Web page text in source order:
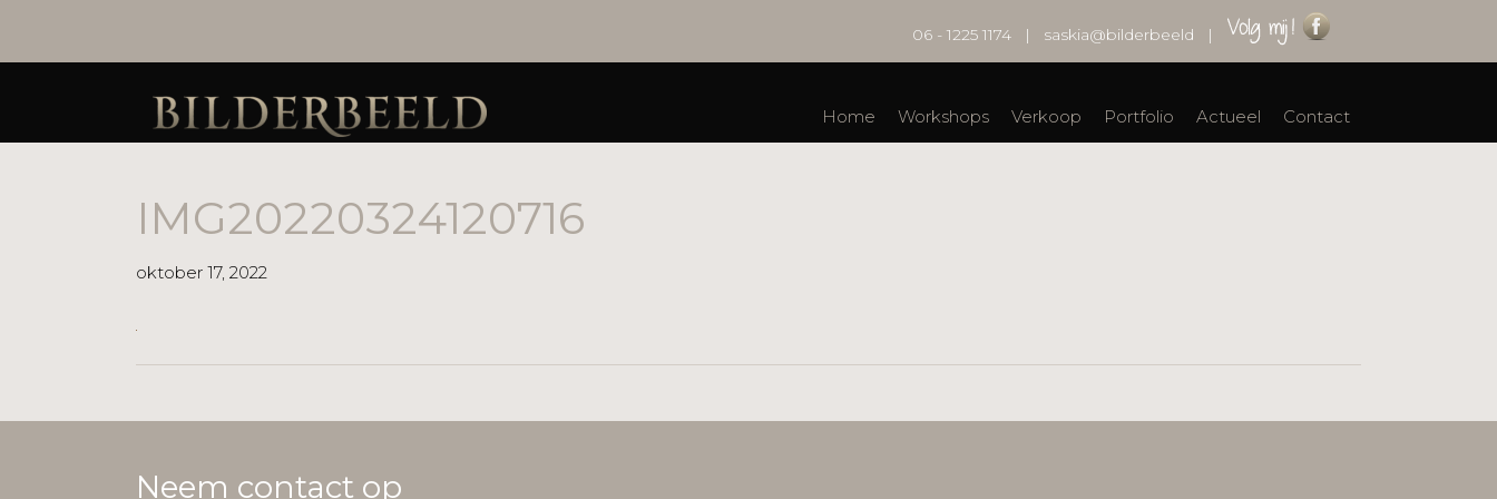
06 - 1225 1174 | saskia@bilderbeeld |
Home Workshops Verkoop Portfolio Actueel Contact
IMG20220324120716
oktober 17, 2022
Neem contact op